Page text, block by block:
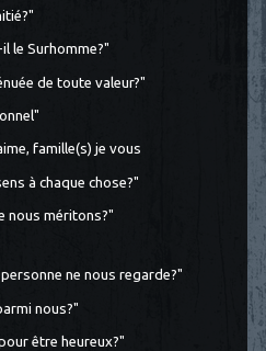
le Surhomme?"
de toute valeur?"
famille(s) je vous
à chaque chose?"
nous méritons?"
ne nous regarde?"
nous?"
être heureux?"